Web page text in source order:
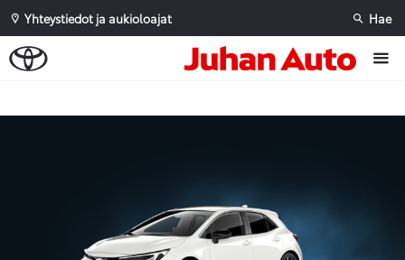
Yhteystiedot ja aukioloajat Hae